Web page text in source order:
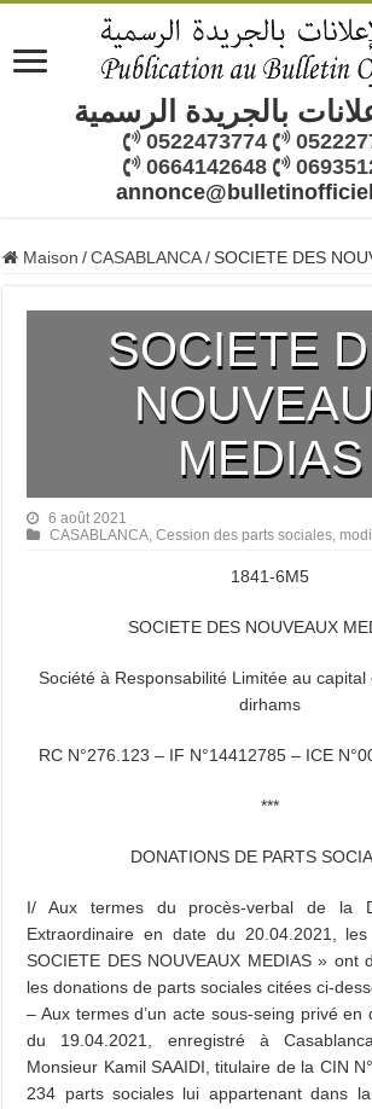
بالجريدة الرسمية
0522473774
0664142648
Maison / CASABLANCA / SOCIETE DES
SOCIETE
MEDIAS
6 août 2021
CASABLANCA,Cession des parts sociales,
1841-6M5
SOCIETE DES NOUVEAUX
Société à Responsabilité Limitée au capital
dirhams
RC N°276.123 – IF N°14412785 – ICE
***
DONATIONS DE PARTS
I/ Aux termes du procès-verbal de la
Extraordinaire en date du 20.04.2021,
SOCIETE DES NOUVEAUX MEDIAS » ont
les donations de parts sociales citées ci-
– Aux termes d’un acte sous-seing privé en
du 19.04.2021, enregistré à
Monsieur Kamil SAAIDI, titulaire de la CIN
234 parts sociales lui appartenant dans